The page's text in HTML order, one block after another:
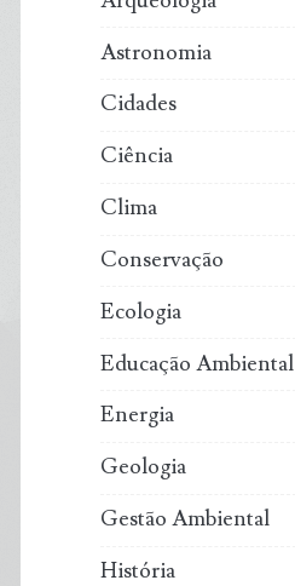
Astronomia
Cidades
Ciência
Clima
Conservação
Ecologia
Educação Ambiental
Energia
Geologia
Gestão Ambiental
História